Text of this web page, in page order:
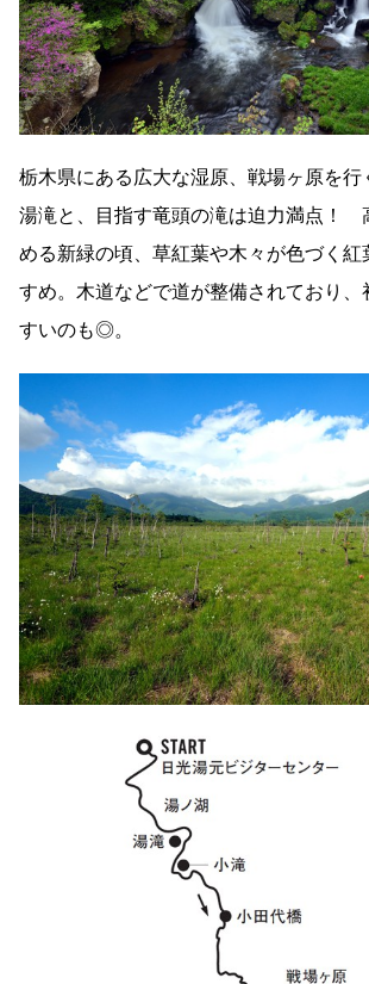
栃木県にある広大な湿原、戦場ヶ原を行
湯滝と、目指す竜頭の滝は迫力満点！
める新緑の頃、草紅葉や木々が色づく紅
すめ。木道などで道が整備されており、
すいのも◎。